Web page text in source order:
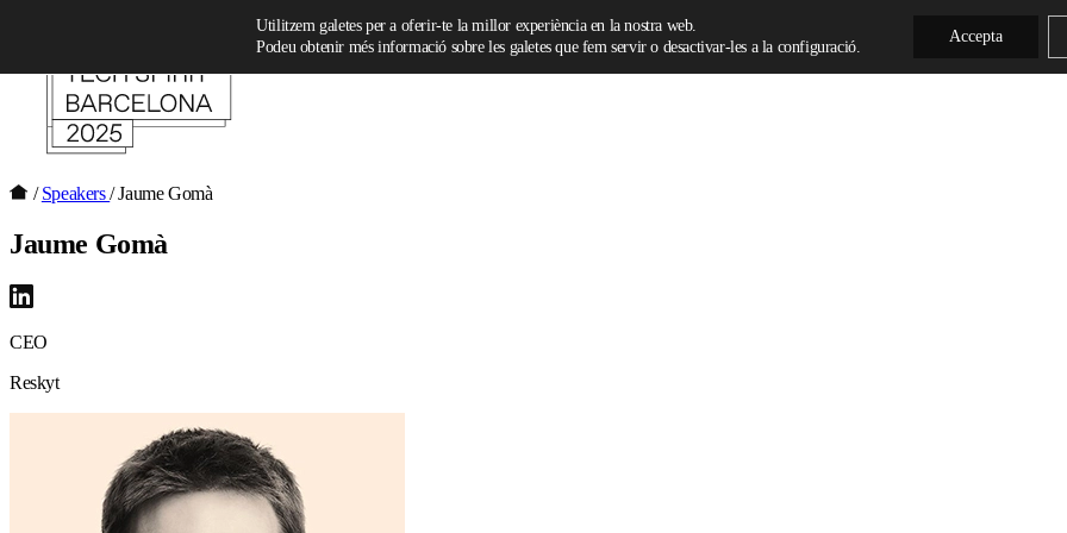
/ Speakers/ Jaume Gomà
Jaume Gomà
CEO
Reskyt
Utilitzem galetes per a oferir-te la millor experiència en la nostra web.
Podeu obtenir més informació sobre les galetes que fem servir o desactivar-les a la configuració.
Accepta